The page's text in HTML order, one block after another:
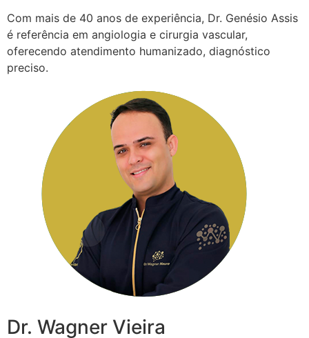
Com mais de 40 anos de experiência, Dr. Genésio Assis
é referência em angiologia e cirurgia vascular,
oferecendo atendimento humanizado, diagnóstico
preciso.
Dr. Wagner Vieira